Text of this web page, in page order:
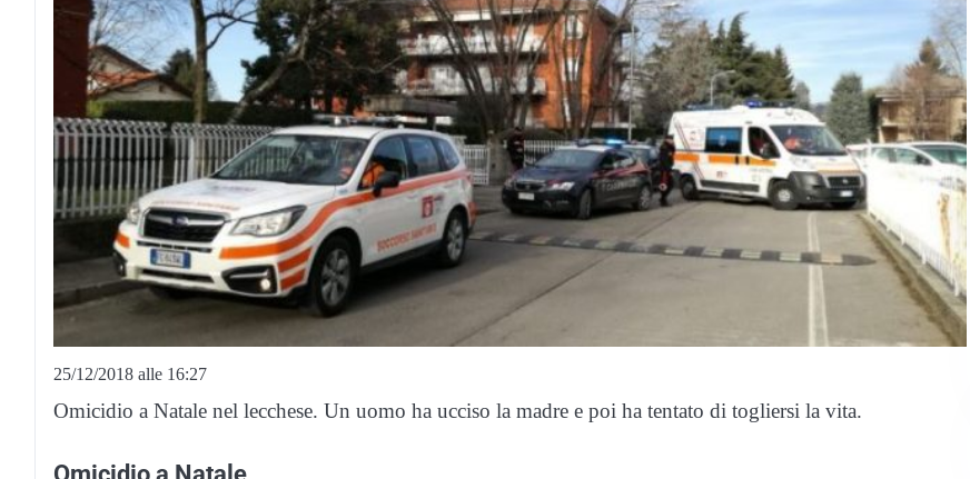
25/12/2018 alle 16:27
Omicidio a Natale nel lecchese. Un uomo ha ucciso la madre e poi ha tentato di togliersi la vita.